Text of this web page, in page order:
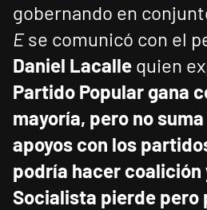
gobernando en
Ese comunicó con el
Daniel Lacalle quien
Partido Popular gana
mayoría, pero no
apoyos con los
podría hacer coalición
Socialista pierde pero